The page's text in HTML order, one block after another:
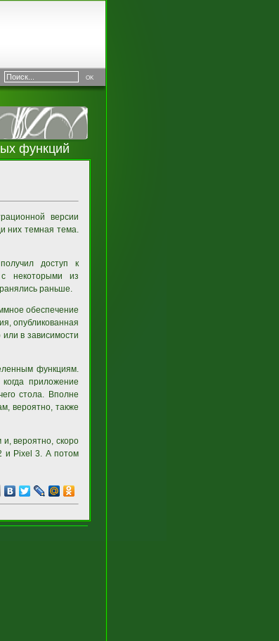
функций
версии
них темная тема.
доступ к
некоторыми из
раньше.
обеспечение
опубликованная
в зависимости
функциям.
приложение
стола. Вполне
вероятно, также
вероятно, скоро
и Pixel 3. А потом